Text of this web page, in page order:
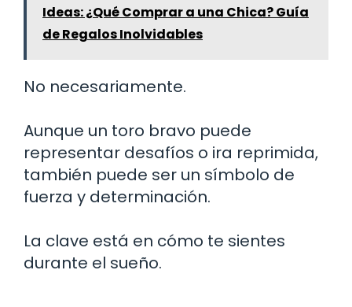
Ideas: ¿Qué Comprar a una Chica? Guía
de Regalos Inolvidables
No necesariamente.
Aunque un toro bravo puede
representar desafíos o ira reprimida,
también puede ser un símbolo de
fuerza y determinación.
La clave está en cómo te sientes
durante el sueño.